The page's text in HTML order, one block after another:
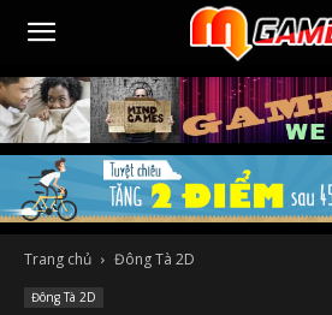
Trang chủ Đông Tà 2D
Đông Tà 2D